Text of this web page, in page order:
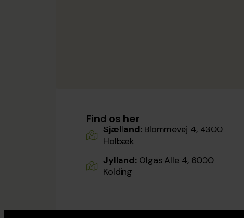
Find os her
Sjælland:Blommevej 4, 4300
Holbæk
Jylland: Olgas Alle 4, 6000
Kolding